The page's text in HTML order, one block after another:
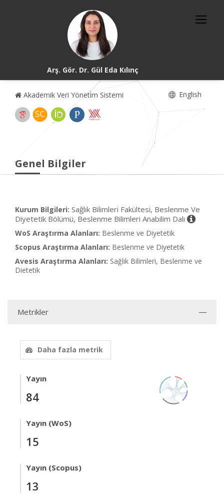
Arş. Gör. Dr. Gül Eda Kılınç
Akademik Veri Yönetim Sistemi English
Genel Bilgiler
Kurum Bilgileri: Sağlık Bilimleri Fakültesi, Beslenme Ve
Diyetetik Bölümü, Beslenme Bilimleri Anabilim Dalı
WoS Araştırma Alanları: Beslenme ve Diyetetik
Scopus Araştırma Alanları: Beslenme ve Diyetetik
Avesis Araştırma Alanları: Sağlık Bilimleri, Beslenme ve
Dietetik
Metrikler
Daha fazla metrik
Yayın
84
Yayın (WoS)
15
Yayın (Scopus)
13